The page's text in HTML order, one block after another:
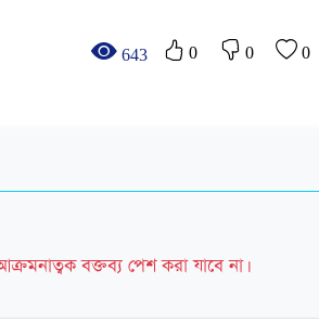
643 0 0 0
বক্তব্য পেশ করা যাবে না।